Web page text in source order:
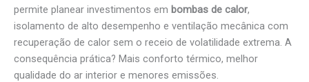
permite planear investimentos em bombas de calor,
isolamento de alto desempenho e ventilação mecânica com
recuperação de calor sem o receio de volatilidade extrema. A
consequência prática? Mais conforto térmico, melhor
qualidade do ar interior e menores emissões.